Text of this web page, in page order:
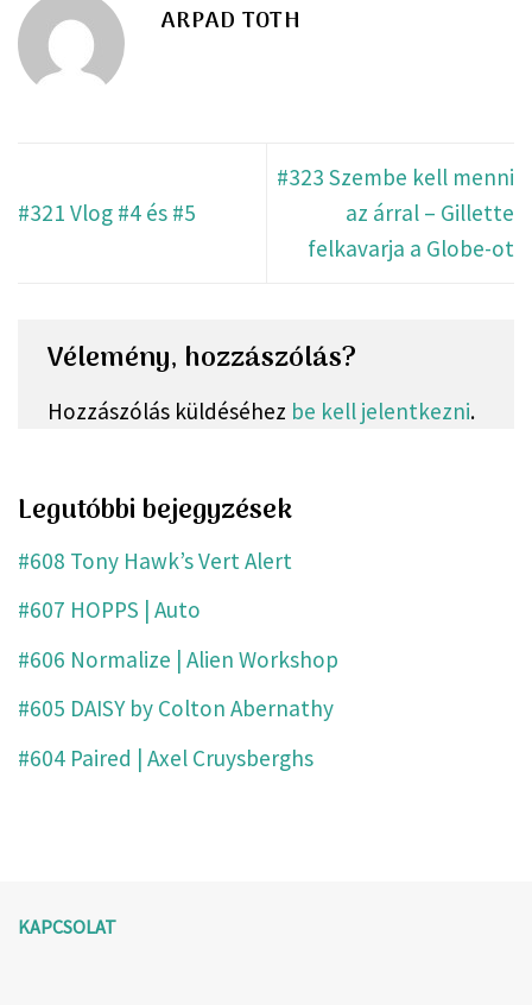
ARPAD TOTH
#321 Vlog #4 és #5
#323 Szembe kell menni
az árral – Gillette
felkavarja a Globe-ot
Vélemény, hozzászólás?
Hozzászólás küldéséhez be kell jelentkezni.
Legutóbbi bejegyzések
#608 Tony Hawk’s Vert Alert
#607 HOPPS | Auto
#606 Normalize | Alien Workshop
#605 DAISY by Colton Abernathy
#604 Paired | Axel Cruysberghs
KAPCSOLAT